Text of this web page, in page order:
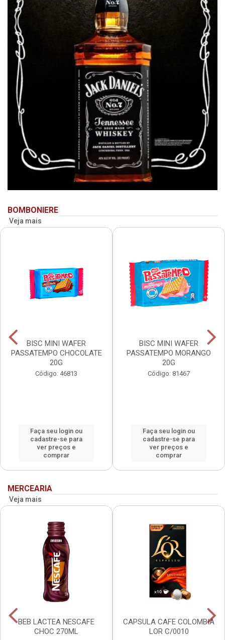
BOMBONIERE
Veja mais
BISC MINI WAFER
PASSATEMPO CHOCOLATE
20G
Código: 46813
Faça seu login ou
cadastre-se para
ver preços e
comprar
BISC MINI WAFER
PASSATEMPO MORANGO
20G
Código: 81467
Faça seu login ou
cadastre-se para
ver preços e
comprar
MERCEARIA
Veja mais
BEB LACTEA NESCAFE
CHOC 270ML
CAPSULA CAFE COLOMBIA
LOR C/0010